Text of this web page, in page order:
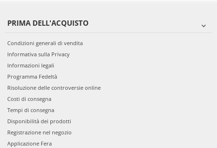
PRIMA DELL'ACQUISTO
Condizioni generali di vendita
Informativa sulla Privacy
Informazioni legali
Programma Fedeltà
Risoluzione delle controversie online
Costi di consegna
Tempi di consegna
Disponibilità dei prodotti
Registrazione nel negozio
Applicazione Fera